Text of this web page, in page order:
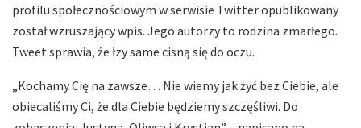
profilu społecznościowym w serwisie Twitter opublikowany
został wzruszający wpis. Jego autorzy to rodzina zmarłego.
Tweet sprawia, że łzy same cisną się do oczu.
„Kochamy Cię na zawsze… Nie wiemy jak żyć bez Ciebie, ale
obiecaliśmy Ci, że dla Ciebie będziemy szczęśliwi. Do